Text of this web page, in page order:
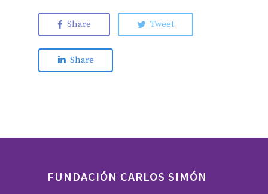
Share Tweet
Share
FUNDACIÓN CARLOS SIMÓN